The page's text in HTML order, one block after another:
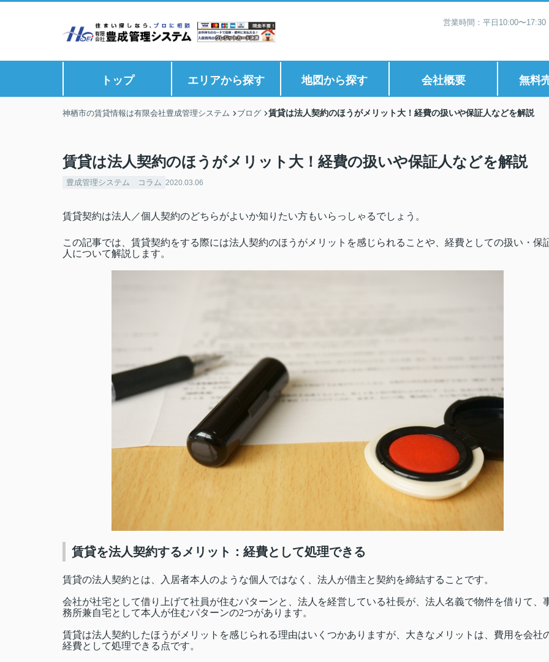
営業時間：平日10:00〜
トップ エリアから探す 地図から探す 会社概要 無料
神栖市の賃貸情報は有限会社豊成管理システム ブログ 賃貸は法人契約のほうがメリット大！経費の扱いや保証人などを解説
賃貸は法人契約のほうがメリット大！経費の扱いや保証人などを解説
豊成管理システム コラム 2020.03.06
賃貸契約は法人／個人契約のどちらがよいか知りたい方もいらっしゃるでしょう。
この記事では、賃貸契約をする際には法人契約のほうがメリットを感じられることや、経費としての扱い・保
人について解説します。
賃貸を法人契約するメリット：経費として処理できる
賃貸の法人契約とは、入居者本人のような個人ではなく、法人が借主と契約を締結することです。
会社が社宅として借り上げて社員が住むパターンと、法人を経営している社長が、法人名義で物件を借りて、
務所兼自宅として本人が住むパターンの2つがあります。
賃貸は法人契約したほうがメリットを感じられる理由はいくつかありますが、大きなメリットは、費用を会社
経費として処理できる点です。